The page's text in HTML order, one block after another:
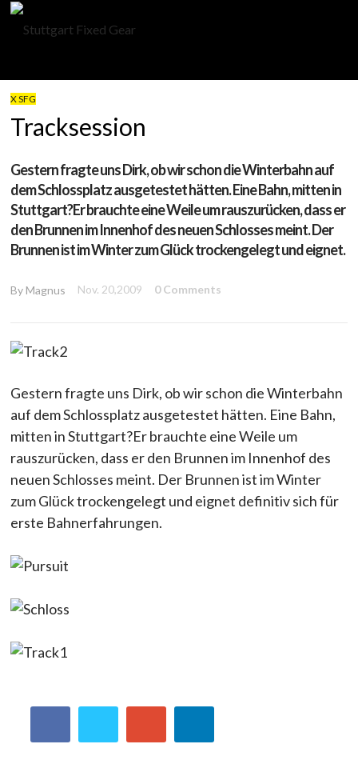
X SFG
Tracksession
Gestern fragte uns Dirk, ob wir schon die Winterbahn auf
dem Schlossplatz ausgetestet hätten. Eine Bahn, mitten in
Stuttgart?Er brauchte eine Weile um rauszurücken, dass er
den Brunnen im Innenhof des neuen Schlosses meint. Der
Brunnen ist im Winter zum Glück trockengelegt und eignet.
By Magnus Nov. 20,2009 0 Comments
Gestern fragte uns Dirk, ob wir schon die Winterbahn
auf dem Schlossplatz ausgetestet hätten. Eine Bahn,
mitten in Stuttgart?Er brauchte eine Weile um
rauszurücken, dass er den Brunnen im Innenhof des
neuen Schlosses meint. Der Brunnen ist im Winter
zum Glück trockengelegt und eignet definitiv sich für
erste Bahnerfahrungen.